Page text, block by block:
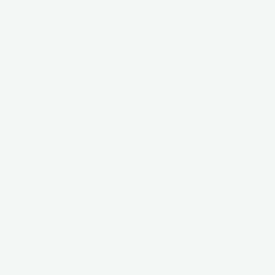
are categorized as necessary are stored on your
us analyze and understand how you use this
cookies. But opting out of some of these cookies may
and security features of the website, anonymously.
user consent for the cookies in the category